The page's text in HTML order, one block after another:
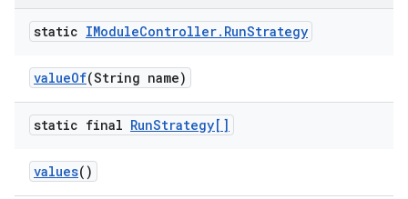
static IModuleController. RunStrategy
valueOf(String name)
static final RunStrategy[]
values()